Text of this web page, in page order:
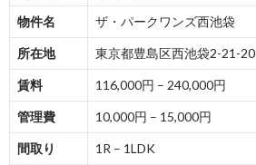
物件名 ザ・パークワンズ西池袋
所在地 東京都豊島区西池袋2-21-20
賃料 116,000円 – 240,000円
管理費 10,000円 – 15,000円
間取り 1R – 1LDK